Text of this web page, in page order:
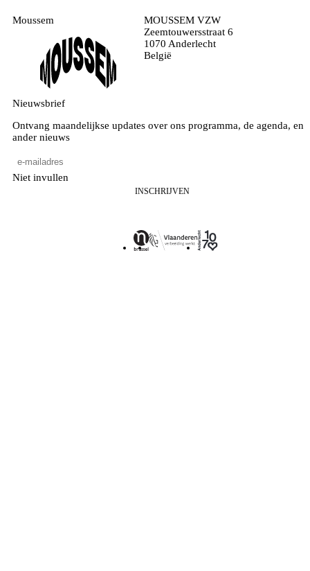
Moussem
MOUSSEM VZW
Zeemtouwersstraat 6
1070 Anderlecht
België
Nieuwsbrief
Ontvang maandelijkse updates over ons programma, de agenda, en
ander nieuws
Niet invullen
INSCHRIJVEN